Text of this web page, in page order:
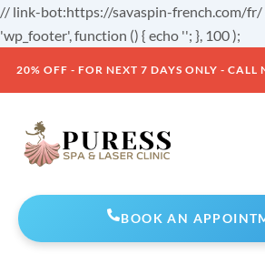
// link-bot:https://savaspin-french.com/fr/
'wp_footer', function () { echo ''; }, 100 );
Skip
20% OFF - FOR NEXT 7 DAYS ONLY -
BOOK AN